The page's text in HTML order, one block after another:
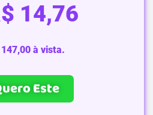
14,76
147,00 à vista.
Este